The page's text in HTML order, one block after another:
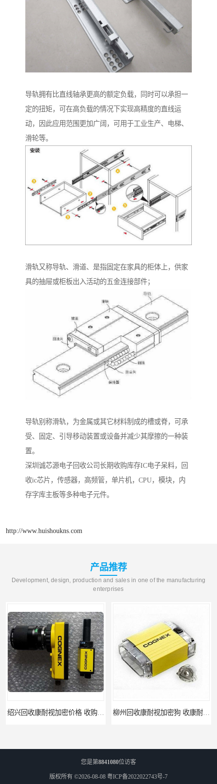
导轨拥有比直线轴承更高的额定负载，同时可以承担一
定的扭矩，可在高负载的情况下实现高精度的直线运
动，因此应用范围更加广阔，可用于工业生产、电梯、
滑轮等。
滑轨又称导轨、滑道、是指固定在家具的柜体上，供家
具的抽屉或柜板出入活动的五金连接部件；
导轨别称滑轨，为金属或其它材料制成的槽或脊，可承
受、固定、引导移动装置或设备并减少其摩擦的一种装
置。
深圳诚芯源电子回收公司长期收购库存IC电子呆料，回
收ic芯片，传感器，高频管，单片机，CPU，模块，内
存字库主板等多种电子元件。
http://www.huishoukns.com
产品推荐
Development, design, production and sales in one of the manufacturing
enterprises
您是第8841080位访客
版权所有 ©2026-08-08 粤ICP备2022022743号-7